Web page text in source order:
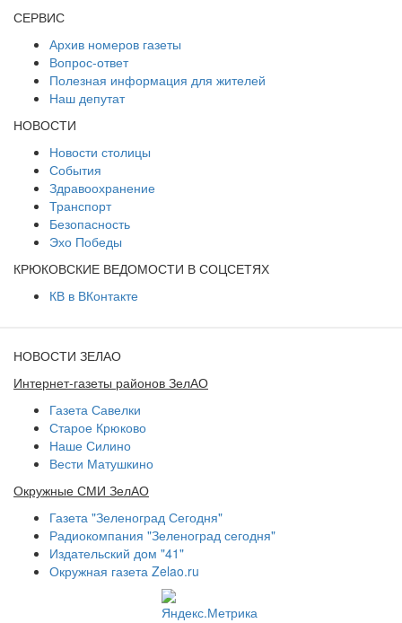
СЕРВИС
Архив номеров газеты
Вопрос-ответ
Полезная информация для жителей
Наш депутат
НОВОСТИ
Новости столицы
События
Здравоохранение
Транспорт
Безопасность
Эхо Победы
КРЮКОВСКИЕ ВЕДОМОСТИ В СОЦСЕТЯХ
КВ в ВКонтакте
НОВОСТИ ЗЕЛАО
Интернет-газеты районов ЗелАО
Газета Савелки
Старое Крюково
Наше Силино
Вести Матушкино
Окружные СМИ ЗелАО
Газета "Зеленоград Сегодня"
Радиокомпания "Зеленоград сегодня"
Издательский дом "41"
Окружная газета Zelao.ru